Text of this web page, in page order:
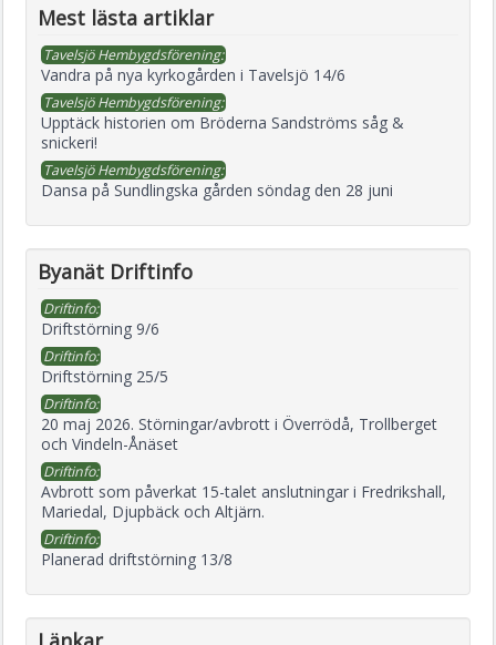
Mest lästa artiklar
Tavelsjö Hembygdsförening:
Vandra på nya kyrkogården i Tavelsjö 14/6
Tavelsjö Hembygdsförening:
Upptäck historien om Bröderna Sandströms såg &
snickeri!
Tavelsjö Hembygdsförening:
Dansa på Sundlingska gården söndag den 28 juni
Byanät Driftinfo
Driftinfo:
Driftstörning 9/6
Driftinfo:
Driftstörning 25/5
Driftinfo:
20 maj 2026. Störningar/avbrott i Överrödå, Trollberget
och Vindeln-Ånäset
Driftinfo:
Avbrott som påverkat 15-talet anslutningar i Fredrikshall,
Mariedal, Djupbäck och Altjärn.
Driftinfo:
Planerad driftstörning 13/8